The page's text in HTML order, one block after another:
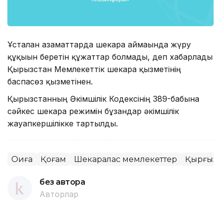
Ұсталған азаматтарда шекара аймағында жүру
құқығын беретін құжаттар болмады, деп хабарлады
Қырғызстан Мемлекеттік шекара қызметінің
баспасөз қызметінен.
Қырғызстанның Әкімшілік Кодексінің 389-бабына
сәйкес шекара режимін бұзғандар әкімшілік
жауапкершілікке тартылды.
Оқиға Қоғам Шекаралас мемлекеттер
без автора
Авторлар